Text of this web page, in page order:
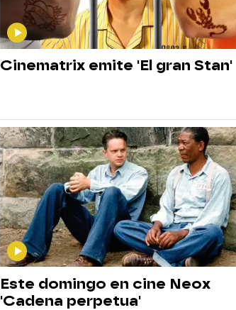
Cinematrix emite 'El gran Stan'
Este domingo en cine Neox
'Cadena perpetua'